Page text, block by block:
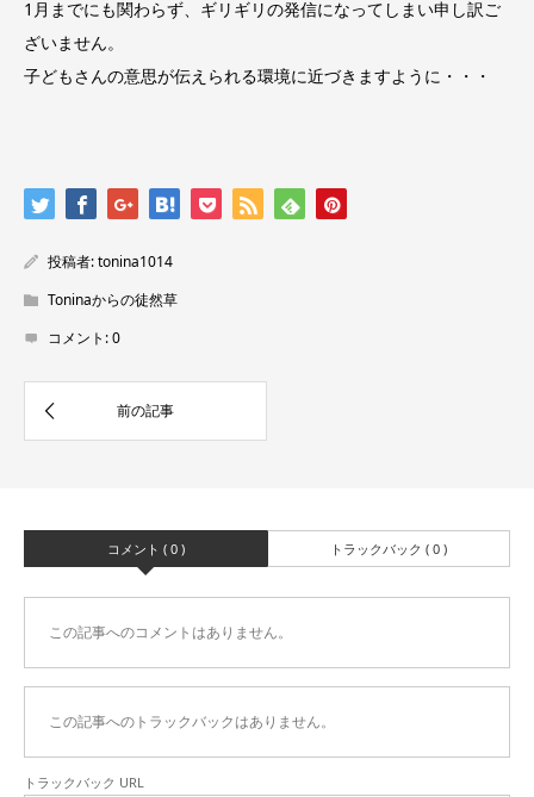
1月までにも関わらず、ギリギリの発信になってしまい申し訳ご
ざいません。
子どもさんの意思が伝えられる環境に近づきますように・・・
投稿者:tonina1014
Toninaからの徒然草
コメント:0
コメント ( 0 ) トラックバック ( 0 )
この記事へのコメントはありません。
この記事へのトラックバックはありません。
トラックバック URL